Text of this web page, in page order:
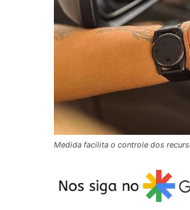
Medida facilita o controle dos